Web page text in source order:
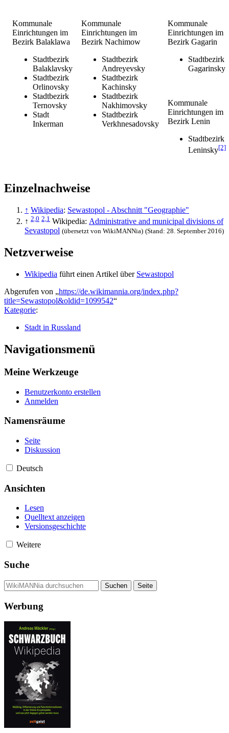
Kommunale
Einrichtungen im
Bezirk Balaklawa
Stadtbezirk
Balaklavsky
Stadtbezirk
Orlinovsky
Stadtbezirk
Ternovsky
Stadt
Inkerman
Kommunale
Einrichtungen im
Bezirk Nachimow
Stadtbezirk
Andreyevsky
Stadtbezirk
Kachinsky
Stadtbezirk
Nakhimovsky
Stadtbezirk
Verkhnesadovsky
Kommunale
Einrichtungen im
Bezirk Gagarin
Stadtbezirk
Gagarinsky
Kommunale
Einrichtungen im
Bezirk Lenin
Stadtbezirk
Leninsky[2]
Einzelnachweise
↑ Wikipedia: Sewastopol - Abschnitt "Geographie"
↑ 2,0 2,1 Wikipedia: Administrative and municipal divisions of
Sevastopol (übersetzt von WikiMANNia) (Stand: 28. September 2016)
Netzverweise
Wikipedia führt einen Artikel über Sewastopol
Abgerufen von „https://de.wikimannia.org/index.php?
title=Sewastopol&oldid=1099542“
Kategorie:
Stadt in Russland
Navigationsmenü
Meine Werkzeuge
Benutzerkonto erstellen
Anmelden
Namensräume
Seite
Diskussion
Deutsch
Ansichten
Lesen
Quelltext anzeigen
Versionsgeschichte
Weitere
Suche
Werbung